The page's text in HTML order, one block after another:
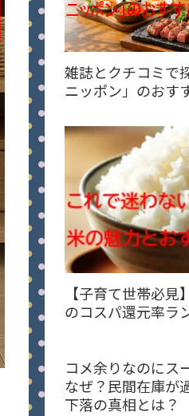
雑誌とクチコミで
ニッポン」のおす
【子育て世帯必
のコスパ還元率ラ
コメ余りなのにス
なぜ？民間在庫が
下落の真相とは？